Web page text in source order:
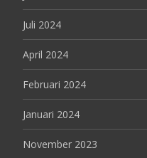
Juli 2024
April 2024
Februari 2024
Januari 2024
November 2023